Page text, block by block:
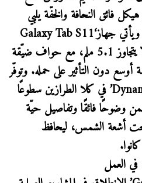
فائق النحافة والخفّة يلبي
احتياجات الاستخدام اليومي. ويأتي جهاز‘Galaxy Tab S11
Ultra’ بتصميم فائق النحافة لا يتجاوز 5.1 ملم، مع حواف ضيّقة
شاشة أوسع دون التأثير على حمله. وتوفّر
شاشات‘Dynamic AMOLED 2X’ في كلا الطرازين سطوعًا
ما يضمن وضوحًا فائقًا وتفاصيل حيّة
أشعة الشمس، ليحافظ
العمل